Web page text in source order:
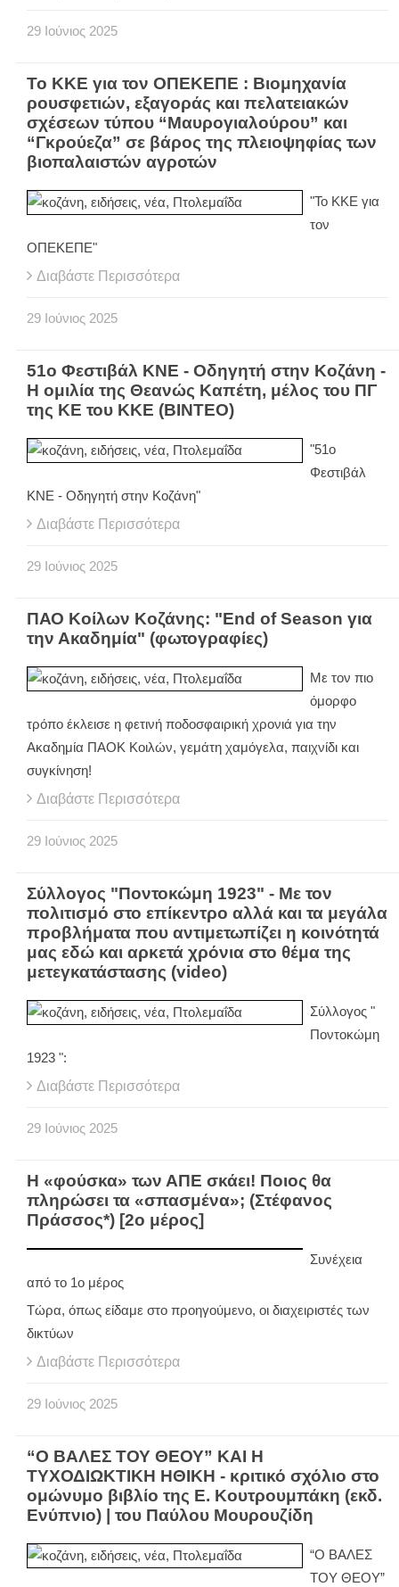
29 Ιούνιος 2025
Το ΚΚΕ για τον ΟΠΕΚΕΠΕ : Βιομηχανία
ρουσφετιών, εξαγοράς και πελατειακών
σχέσεων τύπου “Μαυρογιαλούρου” και
“Γκρούεζα” σε βάρος της πλειοψηφίας των
βιοπαλαιστών αγροτών
"Το ΚΚΕ για
τον
ΟΠΕΚΕΠΕ"
Διαβάστε Περισσότερα
29 Ιούνιος 2025
51ο Φεστιβάλ ΚΝΕ - Οδηγητή στην Κοζάνη -
Η ομιλία της Θεανώς Καπέτη, μέλος του ΠΓ
της ΚΕ του ΚΚΕ (ΒΙΝΤΕΟ)
"51ο
Φεστιβάλ
ΚΝΕ - Οδηγητή στην Κοζάνη"
Διαβάστε Περισσότερα
29 Ιούνιος 2025
ΠΑΟ Κοίλων Κοζάνης: "End of Season για
την Ακαδημία" (φωτογραφίες)
Με τον πιο
όμορφο
τρόπο έκλεισε η φετινή ποδοσφαιρική χρονιά για την
Ακαδημία ΠΑΟΚ Κοιλών, γεμάτη χαμόγελα, παιχνίδι και
συγκίνηση!
Διαβάστε Περισσότερα
29 Ιούνιος 2025
Σύλλογος "Ποντοκώμη 1923" - Με τον
πολιτισμό στο επίκεντρο αλλά και τα μεγάλα
προβλήματα που αντιμετωπίζει η κοινότητά
μας εδώ και αρκετά χρόνια στο θέμα της
μετεγκατάστασης (video)
Σύλλογος "
Ποντοκώμη
1923 ":
Διαβάστε Περισσότερα
29 Ιούνιος 2025
Η «φούσκα» των ΑΠΕ σκάει! Ποιος θα
πληρώσει τα «σπασμένα»; (Στέφανος
Πράσσος*) [2ο μέρος]
Συνέχεια
από το 1ο μέρος
Τώρα, όπως είδαμε στο προηγούμενο, οι διαχειριστές των
δικτύων
Διαβάστε Περισσότερα
29 Ιούνιος 2025
“Ο ΒΑΛΕΣ ΤΟΥ ΘΕΟΥ” ΚΑΙ Η
ΤΥΧΟΔΙΩΚΤΙΚΗ ΗΘΙΚΗ - κριτικό σχόλιο στο
ομώνυμο βιβλίο της Ε. Κουτρουμπάκη (εκδ.
Ενύπνιο) | του Παύλου Μουρουζίδη
“Ο ΒΑΛΕΣ
ΤΟΥ ΘΕΟΥ”